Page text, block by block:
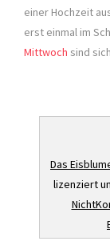
einer Hochzeit
erst einmal im
Mittwoch sind
Das
lizenziert